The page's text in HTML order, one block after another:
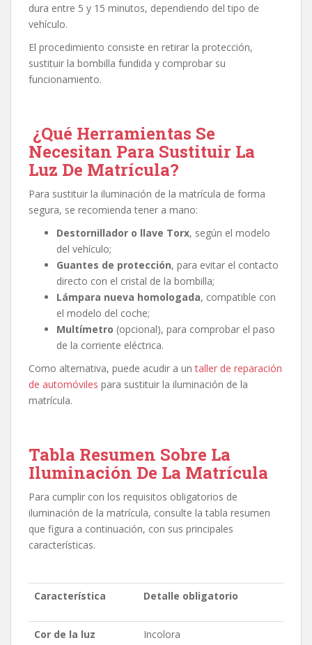
dura entre 5 y 15 minutos, dependiendo del tipo de
vehículo.
El procedimiento consiste en retirar la protección,
sustituir la bombilla fundida y comprobar su
funcionamiento.
¿Qué Herramientas Se
Necesitan Para Sustituir La
Luz De Matrícula?
Para sustituir la iluminación de la matrícula de forma
segura, se recomienda tener a mano:
Destornillador o llave Torx, según el modelo
del vehículo;
Guantes de protección, para evitar el contacto
directo con el cristal de la bombilla;
Lámpara nueva homologada, compatible con
el modelo del coche;
Multímetro (opcional), para comprobar el paso
de la corriente eléctrica.
Como alternativa, puede acudir a untaller de reparación
de automóviles para sustituir la iluminación de la
matrícula.
Tabla Resumen Sobre La
Iluminación De La Matrícula
Para cumplir con los requisitos obligatorios de
iluminación de la matrícula, consulte la tabla resumen
que figura a continuación, con sus principales
características.
Característica Detalle obligatorio
Cor de la luz Incolora